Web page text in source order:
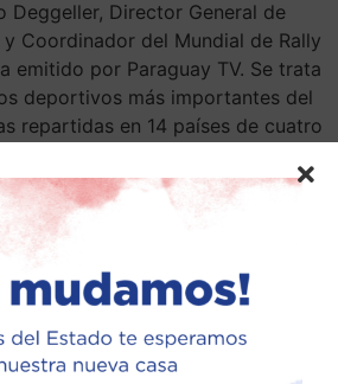
Deggeller, Director General de
Coordinador del Mundial de Rally
emitido por Paraguay TV. Se trata
deportivos más importantes del
repartidas en 14 países de cuatro
un gran desafío y una
mostrar al mundo las bellezas
de su gente.
que llegarán al país, se prevé
10.000 camas hoteleras,
no descartan que esta cifra
triplicarse, teniendo en